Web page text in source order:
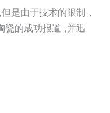
是由于技术的限制，
瓷的成功报道 ,并迅